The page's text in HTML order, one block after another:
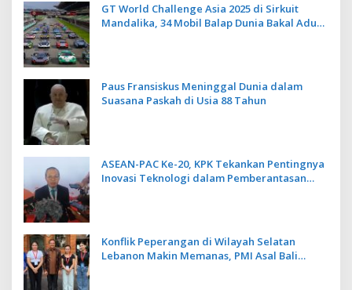
GT World Challenge Asia 2025 di Sirkuit
Mandalika, 34 Mobil Balap Dunia Bakal Adu
Paus Fransiskus Meninggal Dunia dalam
Suasana Paskah di Usia 88 Tahun
ASEAN-PAC Ke-20, KPK Tekankan Pentingnya
Inovasi Teknologi dalam Pemberantasan
Konflik Peperangan di Wilayah Selatan
Lebanon Makin Memanas, PMI Asal Bali